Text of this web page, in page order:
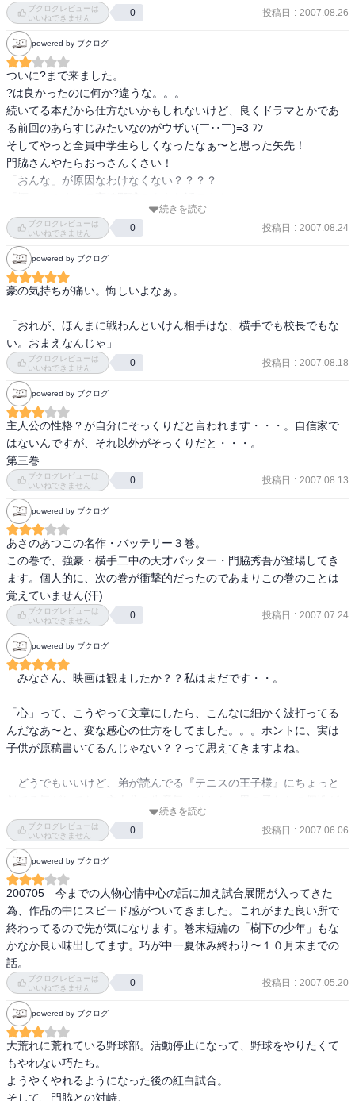
ブクログレビューは
いいねできません
0 投稿日 : 2007.08.26
powered by ブクログ
ついに?まで来ました。
?は良かったのに何か?違うな。。。
続いてる本だから仕方ないかもしれないけど、良くドラマとかであ
る前回のあらすじみたいなのがウザい(￣‥￣)=3 ﾌﾝ
そしてやっと全員中学生らしくなったなぁ〜と思った矢先！
門脇さんやたらおっさんくさい！
「おんな」が原因なわけなくない？？？？
続きを読む
ブクログレビューは
いいねできません
0 投稿日 : 2007.08.24
powered by ブクログ
豪の気持ちが痛い。悔しいよなぁ。
「おれが、ほんまに戦わんといけん相手はな、横手でも校長でもな
ブクログレビューは
いいねできません
0 投稿日 : 2007.08.18
powered by ブクログ
主人公の性格？が自分にそっくりだと言われます・・・。自信家で
はないんですが、それ以外がそっくりだと・・・。
第三巻
ブクログレビューは
いいねできません
0 投稿日 : 2007.08.13
powered by ブクログ
あさのあつこの名作・バッテリー３巻。
この巻で、強豪・横手二中の天才バッター・門脇秀吾が登場してき
ます。個人的に、次の巻が衝撃的だったのであまりこの巻のことは
覚えていません(汗)
ブクログレビューは
いいねできません
0 投稿日 : 2007.07.24
powered by ブクログ
みなさん、映画は観ましたか？？私はまだです・・。
「心」って、こうやって文章にしたら、こんなに細かく波打ってる
んだなあ〜と、変な感心の仕方をしてました。。。ホントに、実は
子供が原稿書いてるんじゃない？？って思えてきますよね。
どうでもいいけど、弟が読んでる『テニスの王子様』にちょっと
光ってるとことかね。
だから「コレは漫画化しそう」と思ってたら、漫画化しちゃいま
続きを読む
ブクログレビューは
いいねできません
0 投稿日 : 2007.06.06
powered by ブクログ
200705　今までの人物心情中心の話に加え試合展開が入ってきた
為、作品の中にスピード感がついてきました。これがまた良い所で
終わってるので先が気になります。巻末短編の「樹下の少年」もな
かなか良い味出してます。巧が中一夏休み終わり〜１０月末までの
話。
ブクログレビューは
いいねできません
0 投稿日 : 2007.05.20
powered by ブクログ
大荒れに荒れている野球部。活動停止になって、野球をやりたくて
もやれない巧たち。
ようやくやれるようになった後の紅白試合。
そして、門脇との対峙。